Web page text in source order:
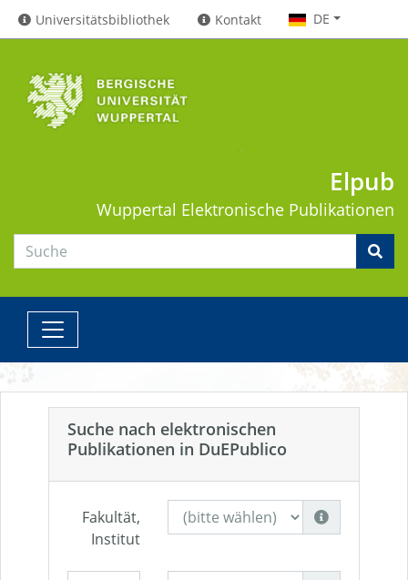
Universitätsbibliothek Kontakt DE
Elpub
Wuppertal Elektronische Publikationen
Suche nach elektronischen
Publikationen in DuEPublico
Fakultät,
Institut